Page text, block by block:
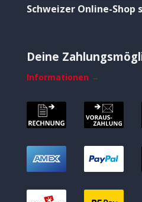
Schweizer Online-Shop
Deine
Informationen →